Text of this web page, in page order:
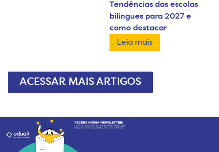
Tendências das escolas
bilíngues para 2027 e
como destacar
Leia mais
ACESSAR MAIS ARTIGOS